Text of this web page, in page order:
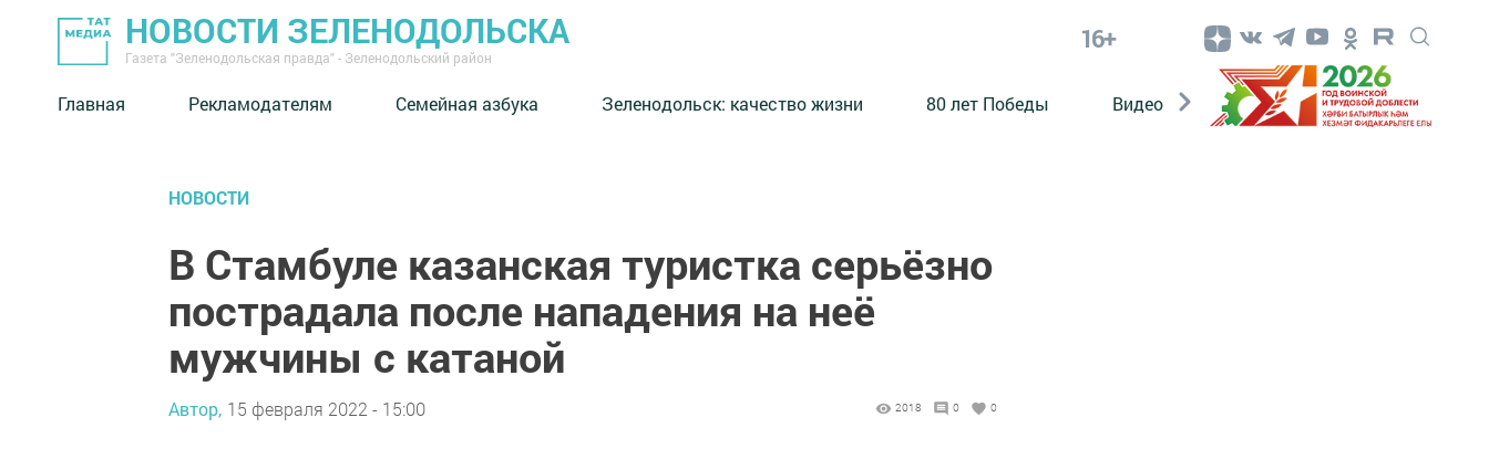
НОВОСТИ ЗЕЛЕНОДОЛЬСКА
Газета "Зеленодольская правда" - Зеленодольский район
16+
Главная Рекламодателям Семейная азбука ⁠Зеленодольск: качество жизни 80 лет Победы Видео Конкурсы ЭтноДети
НОВОСТИ
В Стамбуле казанская туристка серьёзно
пострадала после нападения на неё
мужчины с катаной
Автор, 15 февраля 2022 - 15:00 2018 0 0